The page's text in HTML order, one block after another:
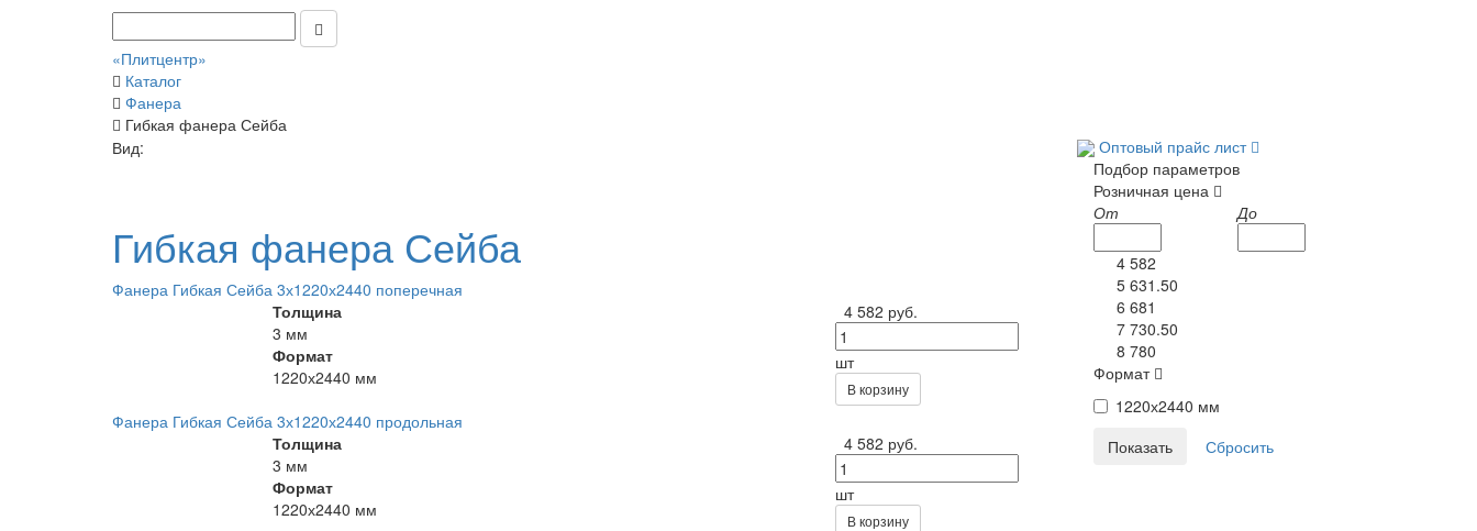
«Плитцентр»
Каталог
Фанера
Гибкая фанера Сейба
Оптовый прайс лист
Подбор параметров
Розничная цена
От
До
4 582
5 631.50
6 681
7 730.50
8 780
Формат
1220х2440 мм
Вид:
Гибкая фанера Сейба
Фанера Гибкая Сейба 3х1220х2440 поперечная
Толщина
3 мм
Формат
1220х2440 мм
4 582 руб.
шт
В корзину
Фанера Гибкая Сейба 3х1220х2440 продольная
Толщина
3 мм
Формат
1220х2440 мм
4 582 руб.
шт
В корзину